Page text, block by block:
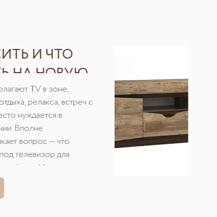
И ЧТО
НА НОВУЮ
TV в зоне,
релакса, встреч с
нуждается в
Вполне
вопрос — что
телевизор для
Интересные
пролистывая